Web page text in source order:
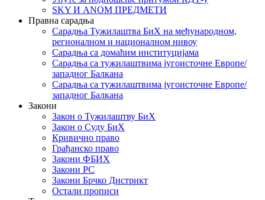
SKY И ANOM ПРЕДМЕТИ
Правна сарадња
Сарадња Тужилаштва БиХ на међународном,
регионалном и националном нивоу
Сарадња са домаћим институцијама
Сарадња са тужилаштвима југоисточне Европе/
западног Балкана
Сарадња са тужилаштвима југоисточне Европе/
западног Балкана
Закони
Закон о Тужилаштву БиХ
Закон о Суду БиХ
Кривично право
Грађанско право
Закони ФБИХ
Закони РС
Закони Брчко Дистрикт
Остали прописи